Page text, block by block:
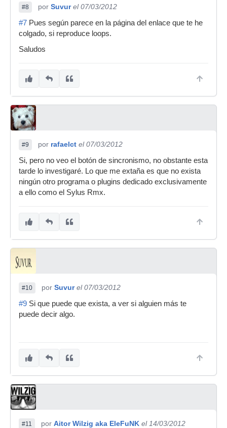
#8 por Suvur el 07/03/2012
#7 Pues según parece en la página del enlace que te he
colgado, si reproduce loops.
Saludos
#9 por rafaelct el 07/03/2012
Si, pero no veo el botón de sincronismo, no obstante esta
tarde lo investigaré. Lo que me extaña es que no exista
ningún otro programa o plugins dedicado exclusivamente
a ello como el Sylus Rmx.
#10 por Suvur el 07/03/2012
#9 Si que puede que exista, a ver si alguien más te
puede decir algo.
#11 por Aitor Wilzig aka EleFuNK el 14/03/2012